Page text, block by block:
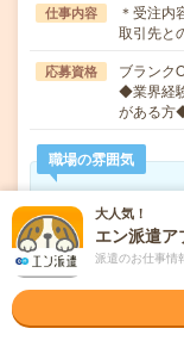
仕事内容
＊受注内
取引先と
応募資格
ブランク
◆業界経
がある方
職場の雰囲気
年齢層
20代
男女比率
女性
大人気！
エン派遣ア
派遣のお仕事情